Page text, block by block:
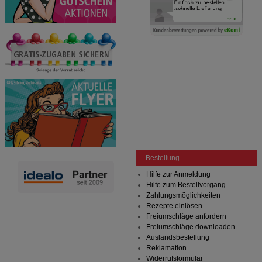
Website weiter für Sie optimieren können, den Inhalt
auf unserer Website aber auch die Werbung auf
Drittseiten möglichst relevant für Sie zu gestalten.
Bitte beachten Sie, dass Daten hierfür teilweise an
Dritte wie z.B. Google oder soziale Medien
übertragen werden.
Bestellung
Hilfe zur Anmeldung
Hilfe zum Bestellvorgang
Zahlungsmöglichkeiten
Rezepte einlösen
Freiumschläge anfordern
Freiumschläge downloaden
Auslandsbestellung
Reklamation
Widerrufsformular